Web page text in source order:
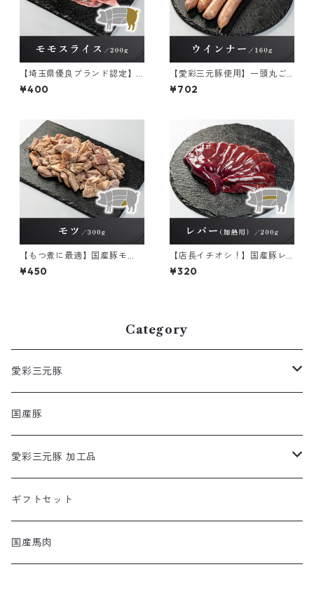
【埼玉県優良ブランド認定】
彩の国愛彩三元豚 モモスラ
イス【冷凍】 200g×1パック
¥400
【愛彩三元豚使用】一頭丸ご
と 粗挽きウインナー 冷
凍 160g×1パック
¥702
【もつ煮に最適】国産豚モ
ツ 冷凍 300g×1パック
¥450
【店長イチオシ！】国産豚レ
バー(加熱用) 冷凍 200g×1パ
ック
¥320
Category
愛彩三元豚
ロース
モモ
バラ
肩
国産豚
愛彩三元豚 加工品
あらびきシュウマイ
ギフトセット
国産馬肉